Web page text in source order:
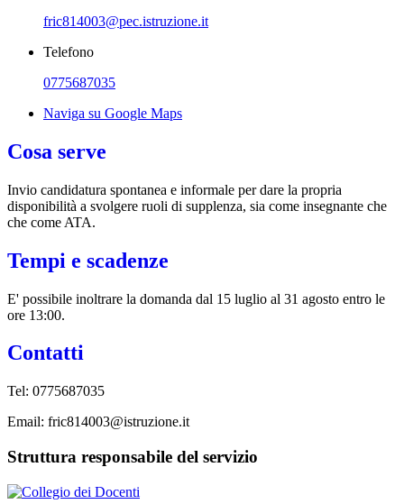
fric814003@pec.istruzione.it
Telefono
0775687035
Naviga su Google Maps
Cosa serve
Invio candidatura spontanea e informale per dare la propria
disponibilità a svolgere ruoli di supplenza, sia come insegnante che
che come ATA.
Tempi e scadenze
E' possibile inoltrare la domanda dal 15 luglio al 31 agosto entro le
ore 13:00.
Contatti
Tel: 0775687035
Email: fric814003@istruzione.it
Struttura responsabile del servizio